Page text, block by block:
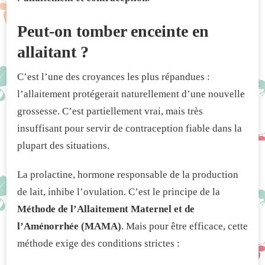
Peut-on tomber enceinte en
allaitant ?
C’est l’une des croyances les plus répandues :
l’allaitement protégerait naturellement d’une nouvelle
grossesse. C’est partiellement vrai, mais très
insuffisant pour servir de contraception fiable dans la
plupart des situations.
La prolactine, hormone responsable de la production
de lait, inhibe l’ovulation. C’est le principe de la
Méthode de l’Allaitement Maternel et de
l’Aménorrhée (MAMA). Mais pour être efficace, cette
méthode exige des conditions strictes :